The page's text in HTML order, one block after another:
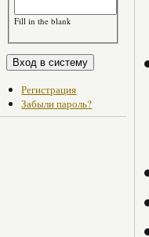
Fill in the blank
Регистрация
Забыли пароль?